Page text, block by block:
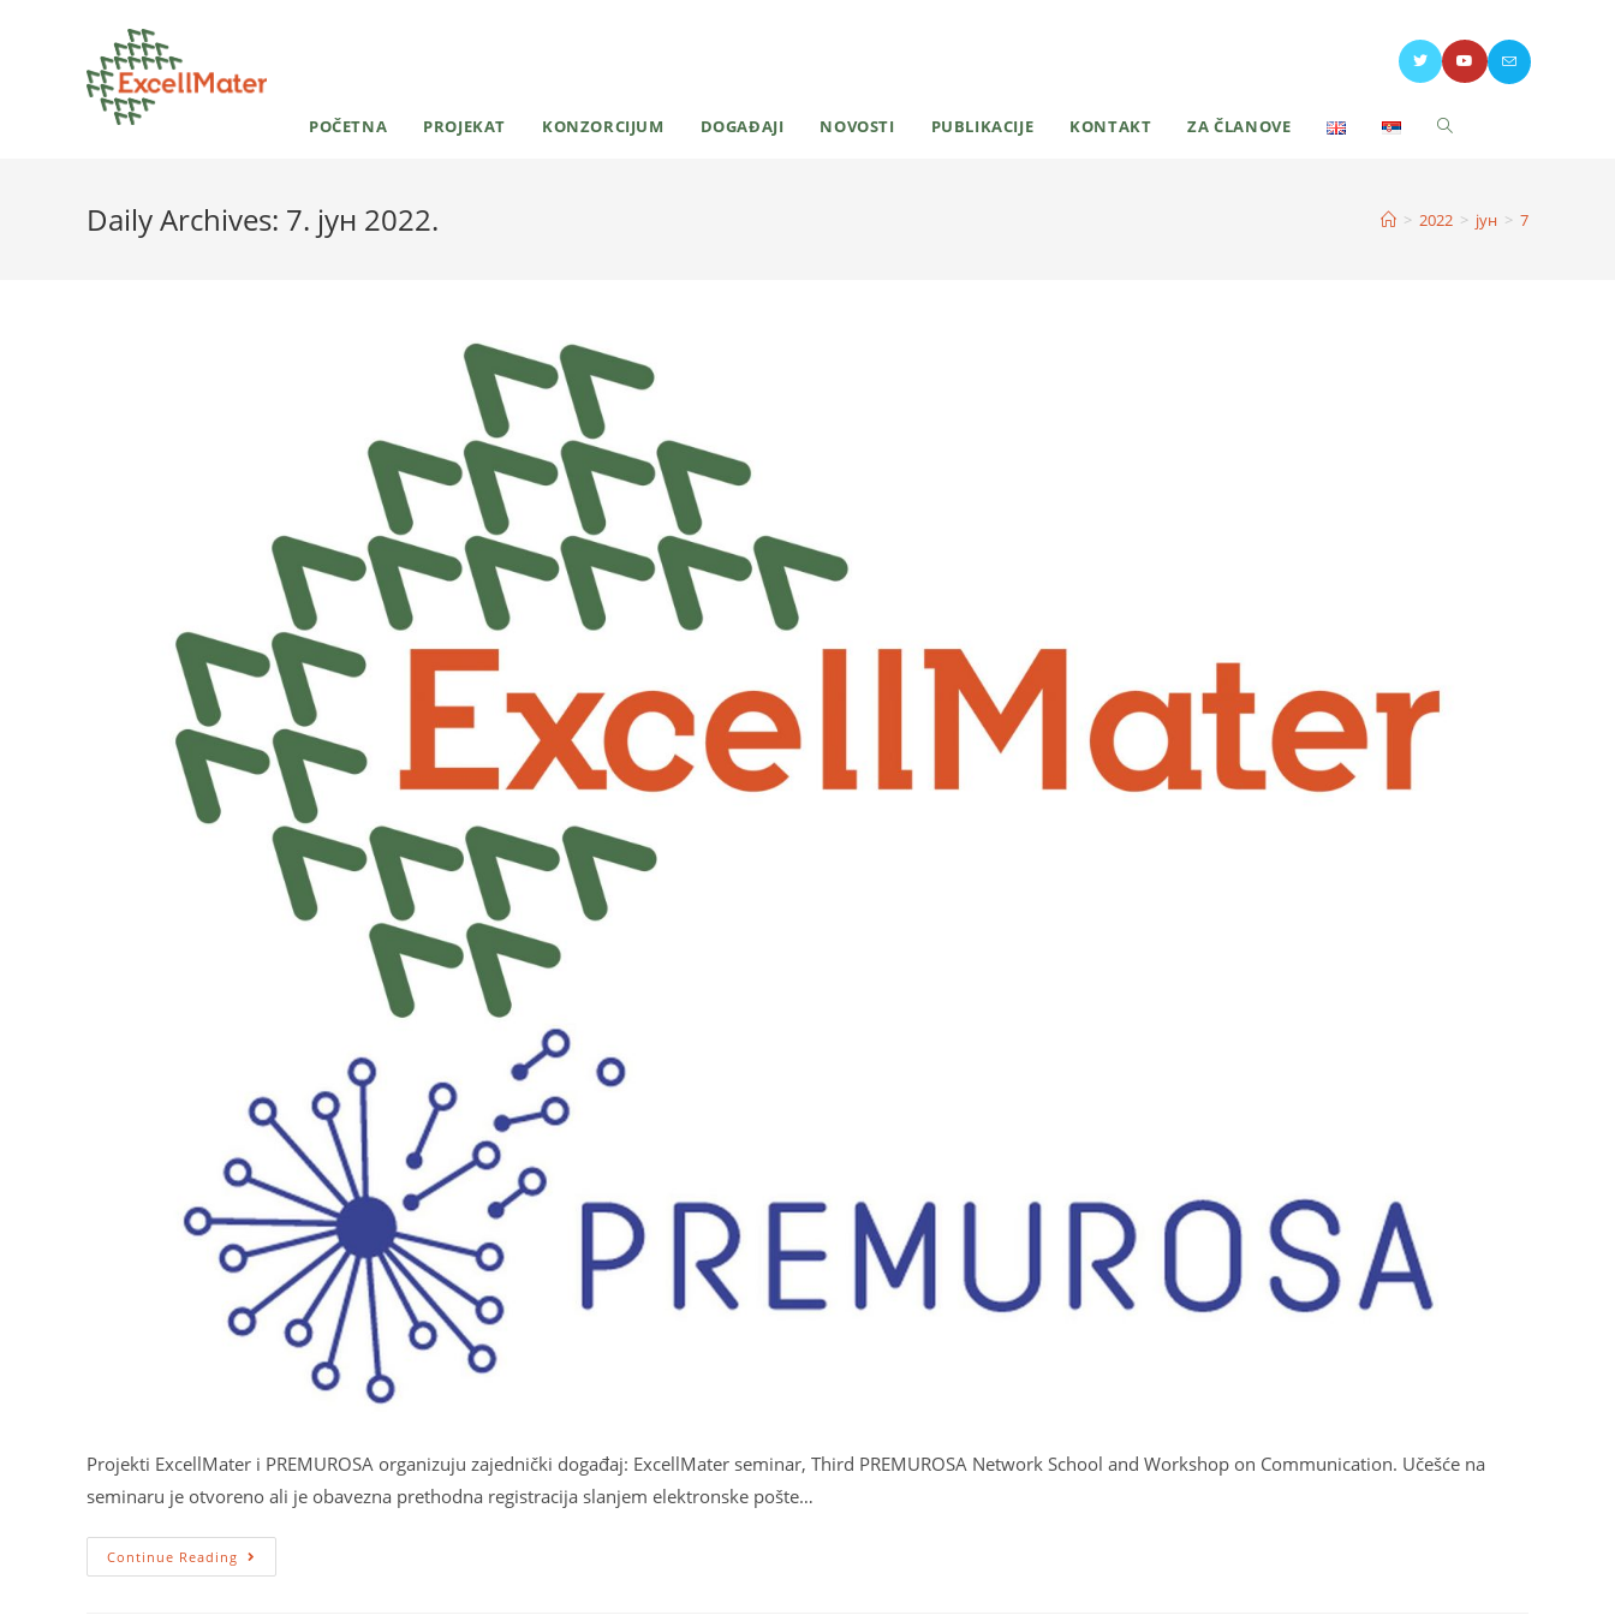
POČETNA PROJEKAT KONZORCIJUM DOGAĐAJI NOVOSTI PUBLIKACIJE KONTAKT ZA ČLANOVE
Daily Archives: 7. јун 2022. > 2022 > јун > 7
Projekti ExcellMater i PREMUROSA organizuju zajednički događaj: ExcellMater seminar, Third PREMUROSA Network School and Workshop on Communication. Učešće na
seminaru je otvoreno ali je obavezna prethodna registracija slanjem elektronske pošte…
Continue Reading